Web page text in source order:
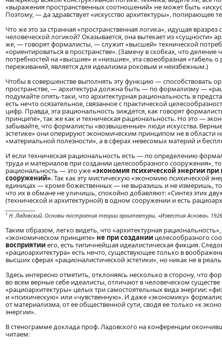
«выражения пространственных соотношений» не может быть
Поэтому, — да здравствует «искусство архитектуры», попирающее
Что же это за странная «пространственная логика», идущая
человеческой логикой? Оказывается, она вытекает из «сущности»
же, — говорят формалисты, — служит «высшей» технической
«ориентироваться в пространстве». (Замечу в скобках, что деление
потребностей на «высшие» и «низшие», эта своеобразная «табель
переживаний, является для идеализма роковым и неизбежным.)
Чтобы в совершенстве выполнять эту функцию — способствовать
пространстве, — архитектура должна быть — по формализму —
подумайте опять-таки, что архитектурная рациональность в
есть нечто осязательное, связанное с практической
цифр. Правда, эта рациональность зиждется, как говорят
принципе», так же как и техническая рациональность. Но это —
забывайте, что формалисты «возвышенные» люди искусства.
эстетике» они оперируют экономическим принципом не в области
«материальной полезности», а в сферах невесомых материй и
И если техническая рациональность есть — по определению
труда и материалов при создании целесообразного сооружения»,
рациональность — это уже«экономия психической энергии при
сооружений». Так как эту мистическую «экономию психической
единицах — кроме божественных — не выразишь и не измеришь,
что их в обмане не уличишь, спокойно добавляют: «Синтез этих
(технической и архитектурной) в одном сооружении и есть
¹ Н. Ладовский, Основы построения теории архитектуры, «Известия Аснова»,
Таким образом, легко видеть, что «архитектурная
«экономическом принципе» не при создании целесообразного
восприятииего, есть типичнейшая идеалистическая фикция.
«рациоархитектура» есть нечто, существующее только в
высших сферах «рационалистической эстетики», но никак не в
Здесь интересно отметить, отклоняясь несколько в сторону, что
во всем верные себе идеалисты, отличают в человеческом
«рациоархитектуры» целых три самостоятельных вида энергии:
и «психическую» или «чувственную». И даже «экономику»
от материализма, от ее общественной сути, сводя ее только «к
энергии».
В стенограмме доклада проф. Ладовского на конференции
читаем: